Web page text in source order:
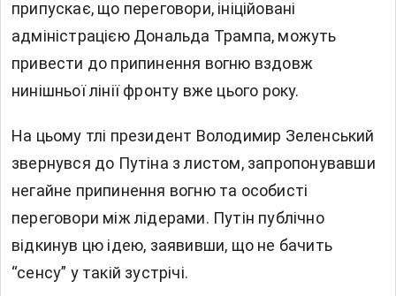
припускає, що переговори, ініційовані
адміністрацією Дональда Трампа, можуть
привести до припинення вогню вздовж
нинішньої лінії фронту вже цього року.
На цьому тлі президент Володимир Зеленський
звернувся до Путіна з листом, запропонувавши
негайне припинення вогню та особисті
переговори між лідерами. Путін публічно
відкинув цю ідею, заявивши, що не бачить
“сенсу” у такій зустрічі.